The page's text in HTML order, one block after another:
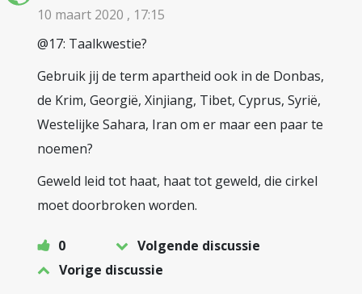
10 maart 2020 , 17:15
@17: Taalkwestie?
Gebruik jij de term apartheid ook in de Donbas,
de Krim, Georgië, Xinjiang, Tibet, Cyprus, Syrië,
Westelijke Sahara, Iran om er maar een paar te
noemen?
Geweld leid tot haat, haat tot geweld, die cirkel
moet doorbroken worden.
0
Volgende discussie
Vorige discussie